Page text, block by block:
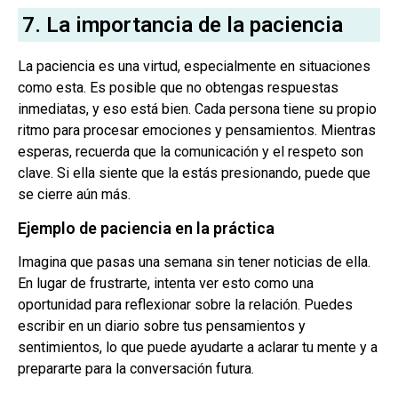
7. La importancia de la paciencia
La paciencia es una virtud, especialmente en situaciones
como esta. Es posible que no obtengas respuestas
inmediatas, y eso está bien. Cada persona tiene su propio
ritmo para procesar emociones y pensamientos. Mientras
esperas, recuerda que la comunicación y el respeto son
clave. Si ella siente que la estás presionando, puede que
se cierre aún más.
Ejemplo de paciencia en la práctica
Imagina que pasas una semana sin tener noticias de ella.
En lugar de frustrarte, intenta ver esto como una
oportunidad para reflexionar sobre la relación. Puedes
escribir en un diario sobre tus pensamientos y
sentimientos, lo que puede ayudarte a aclarar tu mente y a
prepararte para la conversación futura.